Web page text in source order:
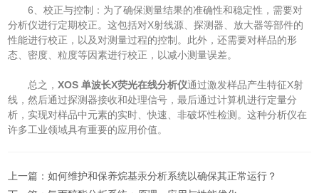
6、校正与控制：为了确保测量结果的准确性和稳定性，需要对
分析仪进行定期校正。这包括对X射线源、探测器、放大器等部件的
性能进行校正，以及对测量过程的控制。此外，还需要对样品的形
态、密度、粒度等因素进行校正，以减小测量误差。
总之，XOS 单波长X荧光在线分析仪通过激发样品产生特征X射
线，然后通过探测器接收和处理信号，最后通过计算机进行定量分
析，实现对样品中元素的实时、快速、非破坏性检测。这种分析仪在
许多工业领域具有重要的应用价值。
上一篇：如何维护和保养烷基汞分析系统以确保其正常运行？